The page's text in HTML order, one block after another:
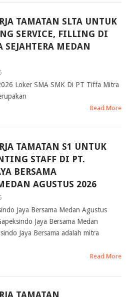
TAMATAN SLTA UNTUK
SERVICE, FILLING DI
SEJAHTERA MEDAN
Loker SMA SMK Di PT Tiffa Mitra
Read More
TAMATAN S1 UNTUK
STAFF DI PT.
BERSAMA
AGUSTUS 2026
Jaya Bersama Medan Agustus
Jaya Bersama Medan
Jaya Bersama adalah mitra
Read More
TAMATAN